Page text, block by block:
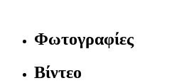
Φωτογραφίες
Βίντεο